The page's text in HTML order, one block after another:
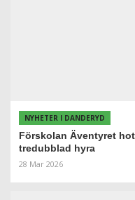
NYHETER I DANDERYD
Förskolan Äventyret
tredubblad hyra
28 Mar 2026